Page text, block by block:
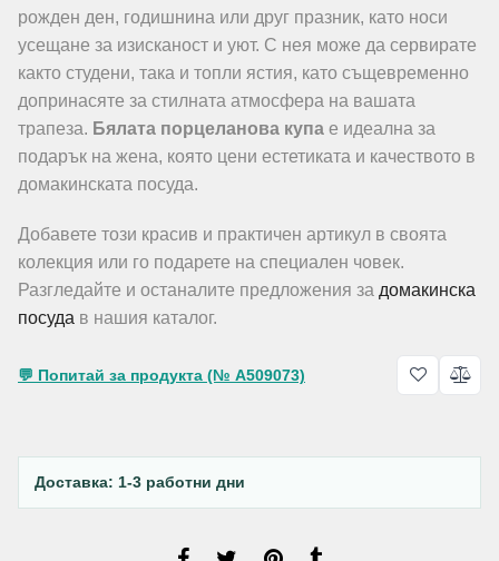
рожден ден, годишнина или друг празник, като носи
усещане за изисканост и уют. С нея може да сервирате
както студени, така и топли ястия, като същевременно
допринасяте за стилната атмосфера на вашата
трапеза. Бялата порцеланова купа е идеална за
подарък на жена, която цени естетиката и качеството в
домакинската посуда.
Добавете този красив и практичен артикул в своята
колекция или го подарете на специален човек.
Разгледайте и останалите предложения за домакинска
посуда в нашия каталог.
💬 Попитай за продукта (№ A509073)
Доставка: 1-3 работни дни